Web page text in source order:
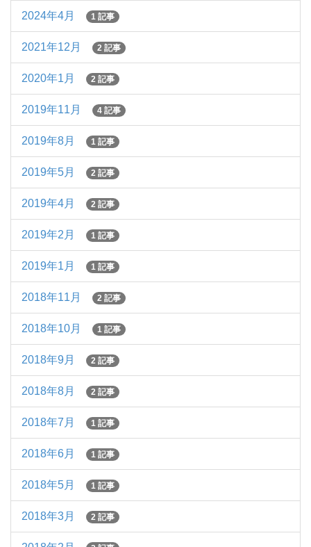
2024年4月 1 記事
2021年12月 2 記事
2020年1月 2 記事
2019年11月 4 記事
2019年8月 1 記事
2019年5月 2 記事
2019年4月 2 記事
2019年2月 1 記事
2019年1月 1 記事
2018年11月 2 記事
2018年10月 1 記事
2018年9月 2 記事
2018年8月 2 記事
2018年7月 1 記事
2018年6月 1 記事
2018年5月 1 記事
2018年3月 2 記事